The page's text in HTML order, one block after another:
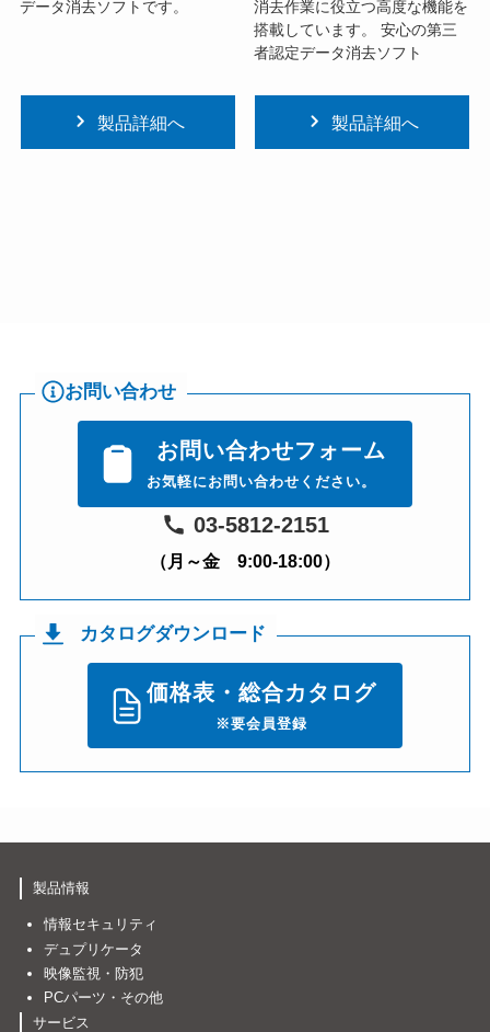
データ消去ソフトです。
製品詳細へ
消去作業に役立つ高度な機能を
搭載しています。 安心の第三
者認定データ消去ソフト
製品詳細へ
お問い合わせ
お問い合わせフォーム
お気軽にお問い合わせください。
03-5812-2151
（月～金 9:00-18:00）
カタログダウンロード
価格表・総合カタログ
※要会員登録
製品情報
情報セキュリティ
デュプリケータ
映像監視・防犯
PCパーツ・その他
サービス